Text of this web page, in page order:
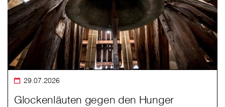
29.07.2026
Glockenläuten gegen den Hunger